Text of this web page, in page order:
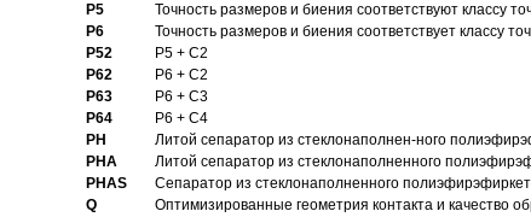
P5
Точность размеров и биения соответствуют классу
P6
Точность размеров и биения соответствует классу
P52
P5 + C2
P62
P6 + C2
P63
P6 + C3
P64
P6 + C4
PH
Литой сепаратор из стеклонаполнен-ного
PHA
Литой сепаратор из стеклонаполненного
PHAS
Сепаратор из стеклонаполненного
Q
Оптимизированные геометрия контакта и качество